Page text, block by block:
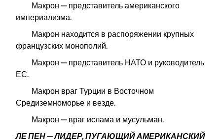
Макрон — представитель американского
империализма.
Макрон находится в распоряжении крупных
французских монополий.
Макрон — представитель НАТО и руководитель
ЕС.
Макрон враг Турции в Восточном
Средиземноморье и везде.
Макрон — враг ислама и мусульман.
ЛЕ ПЕН — ЛИДЕР, ПУГАЮЩИЙ АМЕРИКАНСКИЙ